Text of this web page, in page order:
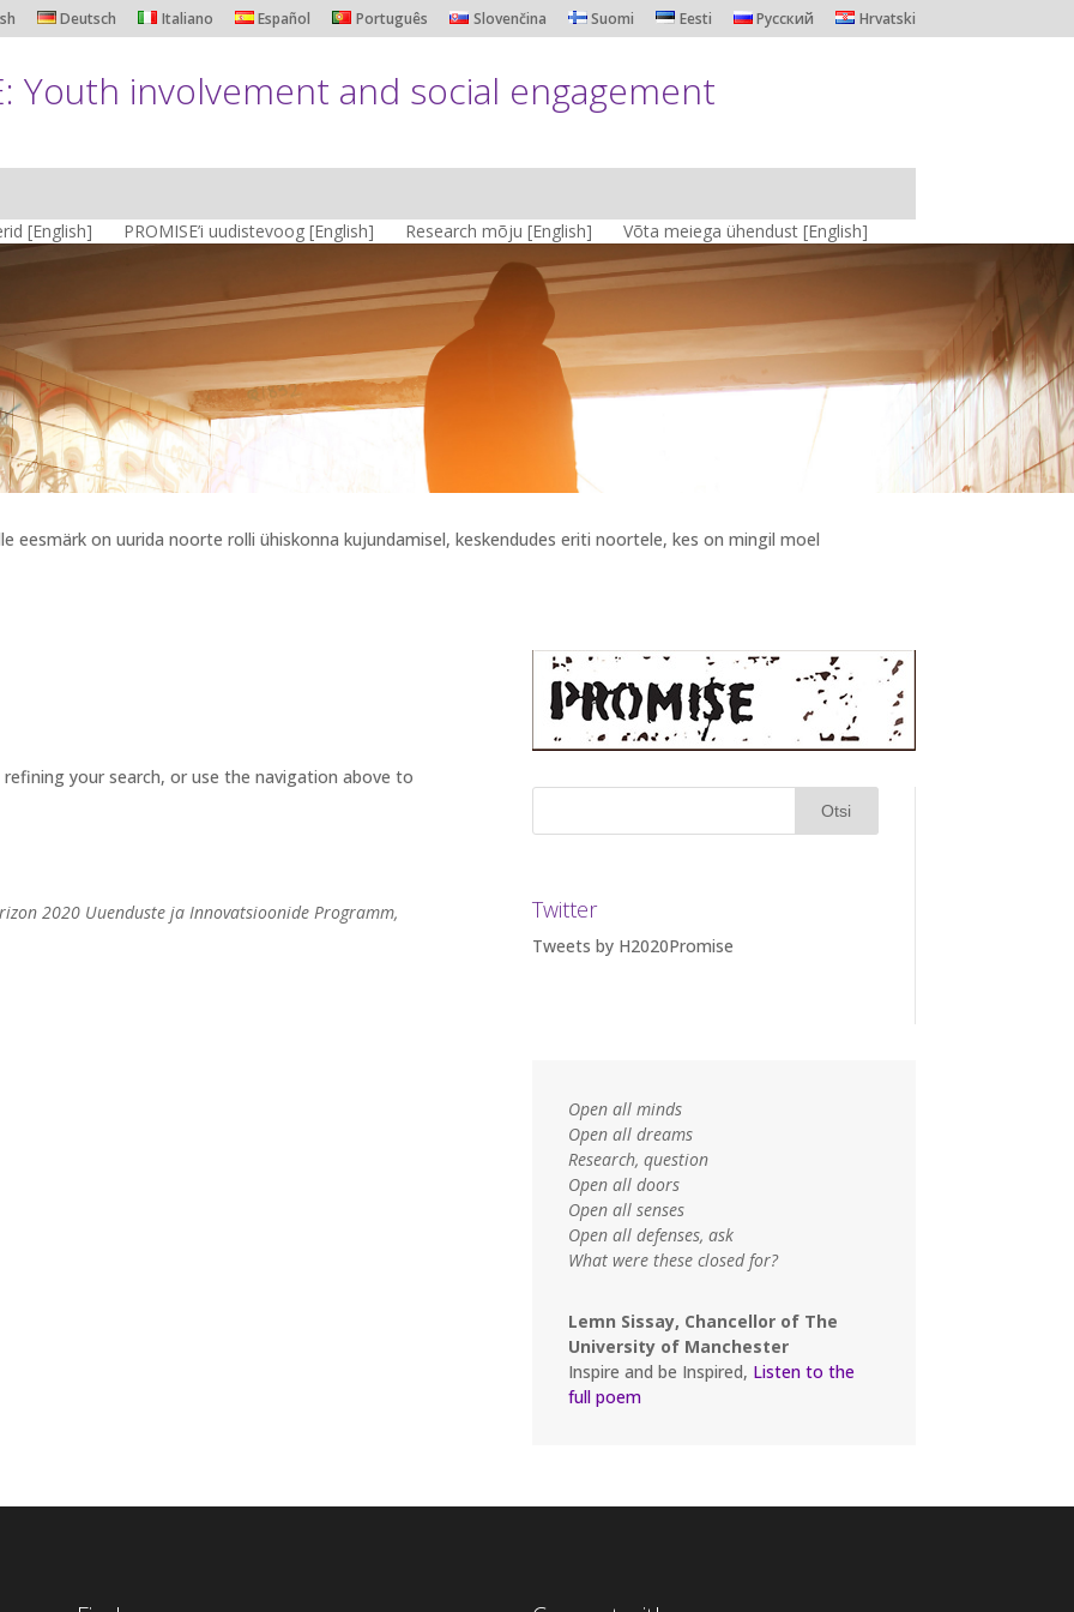
Deutsch Italiano Español Português Slovenčina Suomi Eesti Русский Hrvatski
Youth involvement and social engagement
[English] PROMISE’i uudistevoog [English] Research mõju [English] Võta meiega ühendust [English]
eesmärk on uurida noorte rolli ühiskonna kujundamisel, keskendudes eriti noortele, kes on mingil moel
your search, or use the navigation above to
2020 Uuenduste ja Innovatsioonide Programm, Twitter
Tweets by H2020Promise
Open all minds
Open all dreams
Research, question
Open all doors
Open all senses
Open all defenses, ask
What were these closed for?
Lemn Sissay, Chancellor of The
University of Manchester
Inspire and be Inspired, Listen to the
full poem